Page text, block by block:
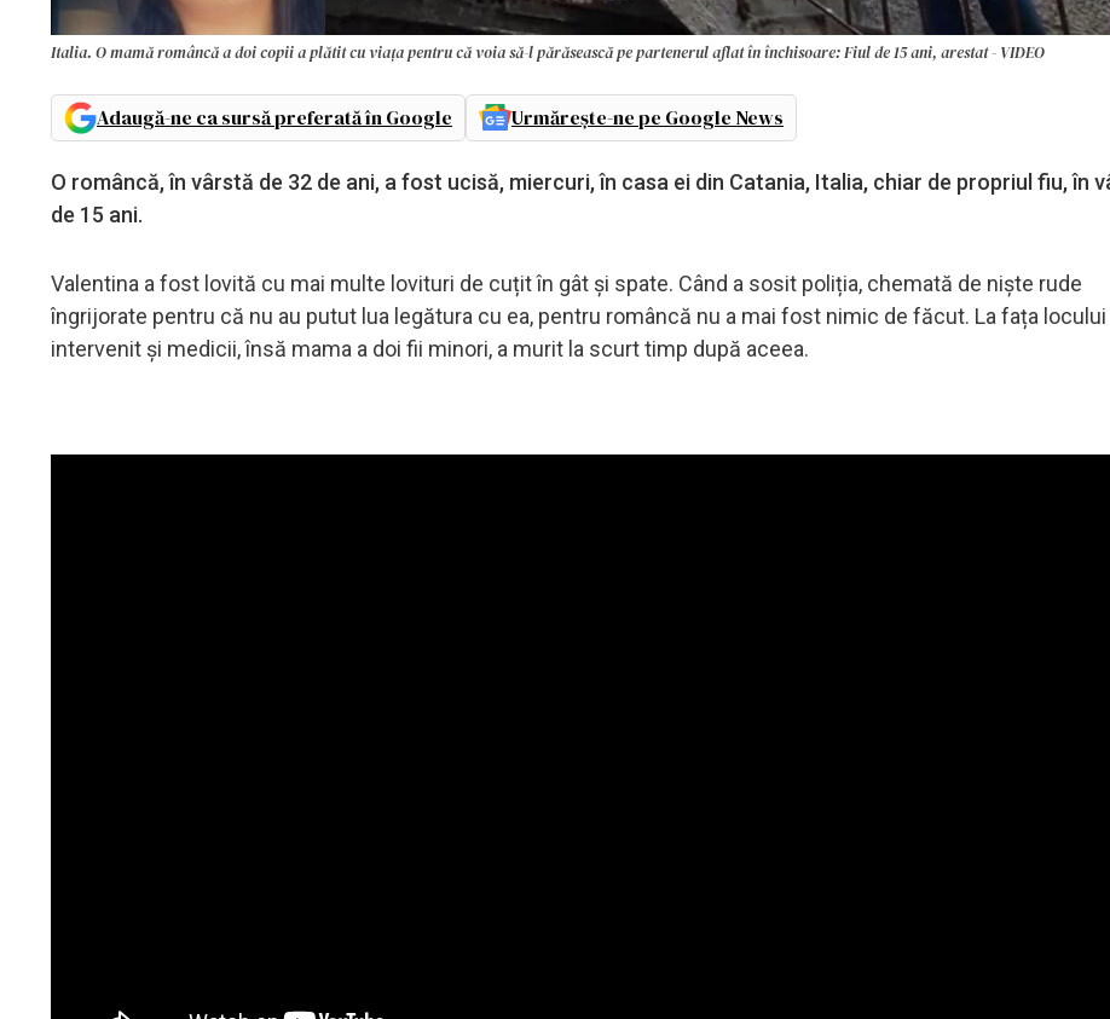
Italia. O mamă româncă a doi copii a plătit cu viața pentru că voia să-l părăsească pe partenerul aflat în închisoare: Fiul de 15 ani, arestat - VIDEO
Adaugă-ne ca sursă preferată în Google Urmărește-ne pe Google News
O româncă, în vârstă de 32 de ani, a fost ucisă, miercuri, în casa ei din Catania, Italia, chiar de propriul fiu, în
de 15 ani.
Valentina a fost lovită cu mai multe lovituri de cuțit în gât și spate. Când a sosit poliția, chemată de niște rude
îngrijorate pentru că nu au putut lua legătura cu ea, pentru româncă nu a mai fost nimic de făcut. La fața locului
intervenit și medicii, însă mama a doi fii minori, a murit la scurt timp după aceea.